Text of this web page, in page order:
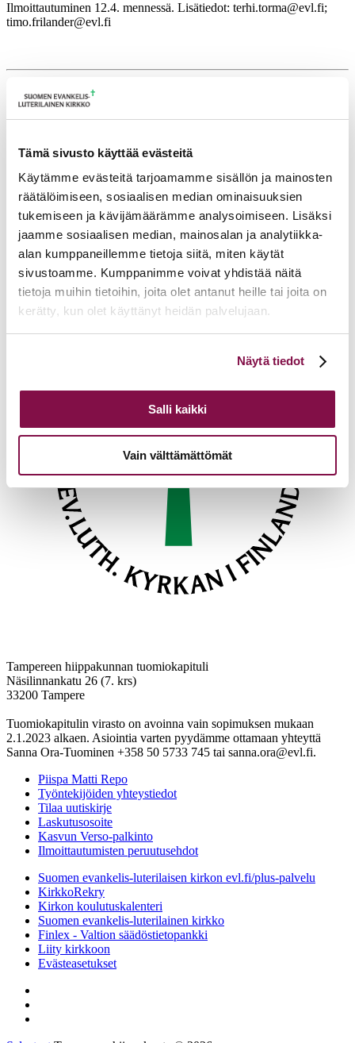
Tämä sivusto käyttää evästeitä
Käytämme evästeitä tarjoamamme sisällön ja mainosten
räätälöimiseen, sosiaalisen median ominaisuuksien
tukemiseen ja kävijämäärämme analysoimiseen. Lisäksi
jaamme sosiaalisen median, mainosalan ja analytiikka-
alan kumppaneillemme tietoja siitä, miten käytät
sivustoamme. Kumppanimme voivat yhdistää näitä
tietoja muihin tietoihin, joita olet antanut heille tai joita on
kerätty, kun olet käyttänyt heidän palvelujaan.
linkistä.
Näytä tiedot
Salli kaikki
Vain välttämättömät
Ilmoittautuminen 12.4. mennessä. Lisätiedot: terhi.torma@evl.fi;
timo.frilander@evl.fi
Lisätietoja
Tulevia tapahtumia
Tuomiokapitulin istunto 19.08.2026
Ikkunoita kristilliseen spiritualiteettiin: Matkakumppanuuden päivä
runojen, taiteen ja luonnon äärellä 25.08.2026
Toimistoväen verkostotapaaminen
08.09.2026
Takaisin tapahtumiin
Tampereen hiippakunnan tuomiokapituli
Näsilinnankatu 26 (7. krs)
33200 Tampere
Tuomiokapitulin virasto on avoinna vain sopimuksen mukaan
2.1.2023 alkaen. Asiointia varten pyydämme ottamaan yhteyttä
Sanna Ora-Tuominen +358 50 5733 745 tai sanna.ora@evl.fi.
Piispa Matti Repo
Työntekijöiden yhteystiedot
Tilaa uutiskirje
Laskutusosoite
Kasvun Verso-palkinto
Ilmoittautumisten peruutusehdot
Suomen evankelis-luterilaisen kirkon evl.fi/plus-palvelu
KirkkoRekry
Kirkon koulutuskalenteri
Suomen evankelis-luterilainen kirkko
Finlex - Valtion säädöstietopankki
Liity kirkkoon
Evästeasetukset